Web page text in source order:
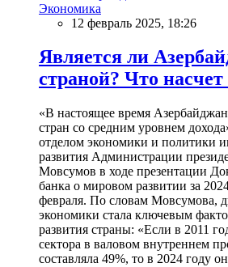
Экономика
12 февраль 2025, 18:26
Является ли
страной? Что насчет
«В настоящее время
стран со средним уровнем
отделом экономики и политики
развития Администрации
Мовсумов в ходе презентации
банка о мировом развитии за
февраля. По словам Мовсумова,
экономики стала ключевым
развития страны: «Если в 2011
сектора в валовом внутреннем
составляла 49%, то в 2024 году